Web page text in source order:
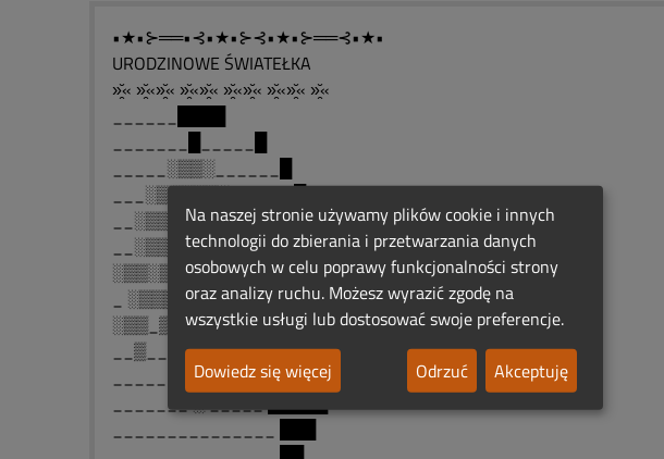
•★•⊱══•⊰•★•⊱⊰•★•⊱══⊰•★•
URODZINOWE ŚWIATEŁKA
»̯̆« »̯̆«»̯̆« »̯̆«»̯̆« »̯̆«»̯̆« »̯̆«»̯̆« »̯̆«
_____░▒▒░______█
___░▒▒▒▒▒░______█
__░▒▒░░▒▒░______ █
__░▒▒░░▒▒░______█
░▒▒░▒░▒▒░▒░____█____█
_ ░▒▒▒░▒▒▒░ ____ █___██
░▒▒_▒░░▒_▒▒░ __█_████
__▒__░▒▒░__ ▒__ █ █████
______░▒░_____ ██████
_______ ░ _____ █████
Na naszej stronie używamy plików cookie i innych
technologii do zbierania i przetwarzania danych
osobowych w celu poprawy funkcjonalności strony
oraz analizy ruchu. Możesz wyrazić zgodę na
wszystkie usługi lub dostosować swoje preferencje.
Dowiedz się więcej
Odrzuć Akceptuję